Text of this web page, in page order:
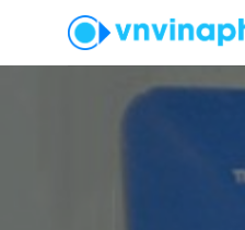
nội